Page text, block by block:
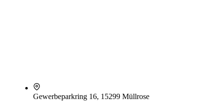
Gewerbeparkring 16, 15299 Müllrose